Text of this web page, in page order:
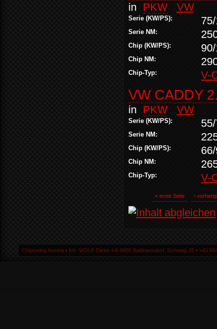
in PKW VW
Serie (KW/PS):
Serie NM:
Chip (KW/PS):
Chip NM:
Chip-Typ: V-
VW CADDY
in PKW VW
Serie (KW/PS):
Serie NM:
Chip (KW/PS):
Chip NM:
Chip-Typ: V-
« erste Seite ‹
Chiptuning Austria ▪ Inh. WOLF Dieter ▪ A-9805 Baldramsdorf, Schwaig 25 ▪ +43